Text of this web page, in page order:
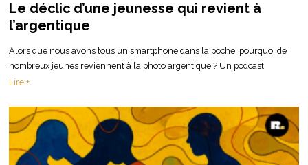
Le déclic d’une jeunesse qui revient à
l’argentique
Alors que nous avons tous un smartphone dans la poche, pourquoi de
nombreux jeunes reviennent à la photo argentique ? Un podcast
Lire +